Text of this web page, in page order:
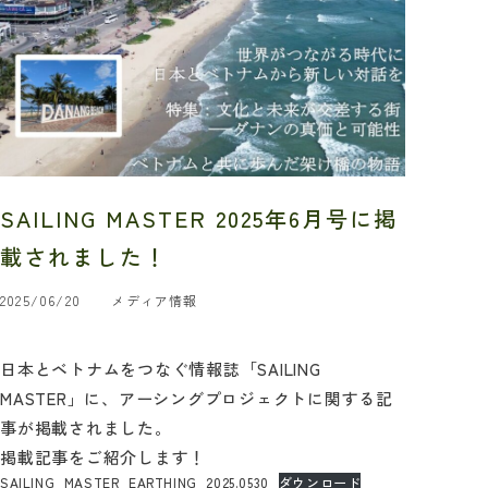
SAILING MASTER 2025年6月号に掲
載されました！
2025/06/20 メディア情報
日本とベトナムをつなぐ情報誌「SAILING
MASTER」に、アーシングプロジェクトに関する記
事が掲載されました。
掲載記事をご紹介します！
SAILING_MASTER_EARTHING_2025.0530 ダウンロード